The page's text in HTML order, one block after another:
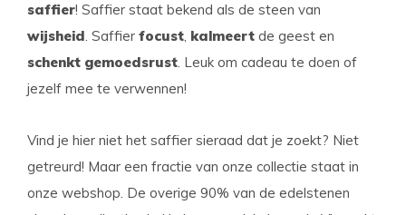
saffier! Saffier staat bekend als de steen van
wijsheid. Saffier focust, kalmeert de geest en
schenkt gemoedsrust. Leuk om cadeau te doen of
jezelf mee te verwennen!
Vind je hier niet het saffier sieraad dat je zoekt? Niet
getreurd! Maar een fractie van onze collectie staat in
onze webshop. De overige 90% van de edelstenen